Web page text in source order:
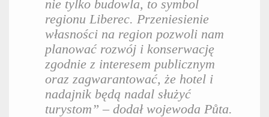
nie tylko budowla, to symbol
regionu Liberec. Przeniesienie
własności na region pozwoli nam
planować rozwój i konserwację
zgodnie z interesem publicznym
oraz zagwarantować, że hotel i
nadajnik będą nadal służyć
turystom” – dodał wojewoda Půta.